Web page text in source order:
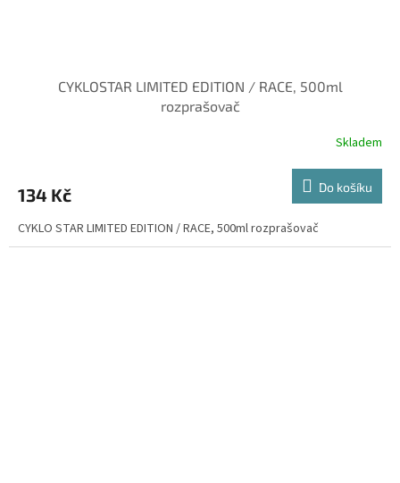
CYKLOSTAR LIMITED EDITION / RACE, 500ml
rozprašovač
Skladem
134 Kč Do košíku
CYKLO STAR LIMITED EDITION / RACE, 500ml rozprašovač